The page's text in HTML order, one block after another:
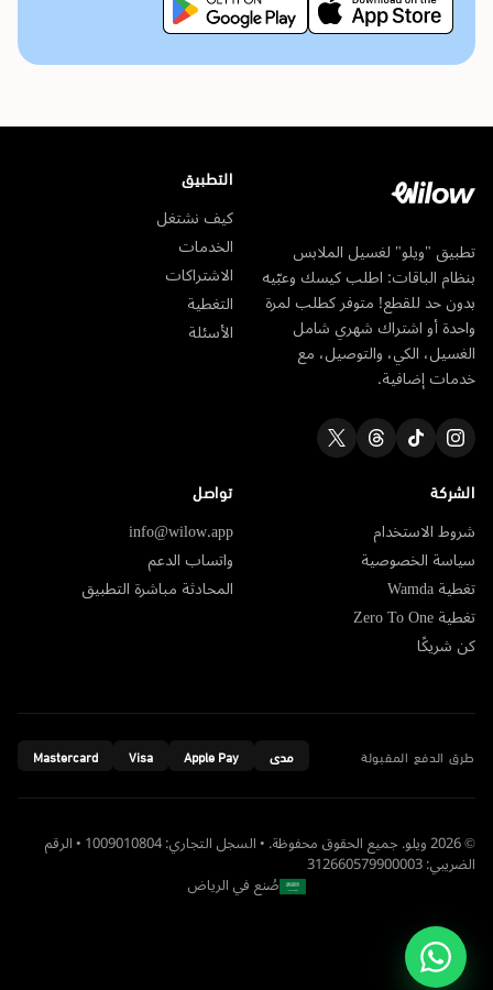
تطبيق "ويلو" لغسيل الملابس
بنظام الباقات: اطلب كيسك وعبّيه
بدون حد للقطع! متوفر كطلب لمرة
واحدة أو اشتراك شهري شامل
الغسيل، الكي، والتوصيل، مع
خدمات إضافية.
التطبيق
كيف نشتغل
الخدمات
الاشتراكات
التغطية
الأسئلة
الشركة
شروط الاستخدام
سياسة الخصوصية
تغطية Wamda
تغطية Zero To One
كن شريكًا
تواصل
info@wilow.app
واتساب الدعم
المحادثة مباشرة التطبيق
طرق الدفع المقبولة مدى Apple Pay
Visa
Mastercard
© 2026 ويلو. جميع الحقوق محفوظة. • السجل التجاري: 1009010804 • الرقم
الضريبي: 312660579900003
صُنع في الرياض